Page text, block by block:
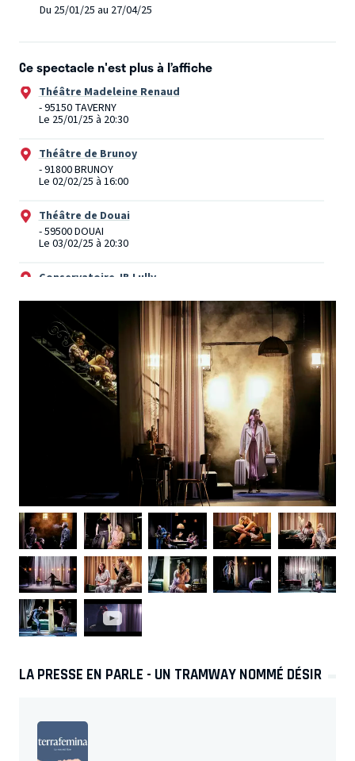
Du 25/01/25 au 27/04/25
Ce spectacle n'est plus à l’affiche
Théâtre Madeleine Renaud
- 95150 TAVERNY
Le 25/01/25 à 20:30
Théâtre de Brunoy
- 91800 BRUNOY
Le 02/02/25 à 16:00
Théâtre de Douai
- 59500 DOUAI
Le 03/02/25 à 20:30
Conservatoire JB Lully
Le 04/02/25 à 20:30
Théâtre de Poissy
- 78300 POISSY
Le 06/02/25 à 20:30
Théâtre Armande Béjart
- 92600 ASNIERES SUR SEINE
Théâtre Alexandre Dumas
- 78100 ST GERMAIN EN LAYE
Le 12/02/25 à 20:30
Théâtre André Malraux
- 92500 RUEIL MALMAISON
Le 13/02/25 à 20:30
Le CEPAC Silo
- 13002 MARSEILLE 02
Le 26/02/25 à 20:30
- 49100 ANGERS
Le 01/03/25 à 20:00
- 92130 ISSY LES MOULINEAUX
Le 04/03/25 à 20:30
LA PRESSE EN PARLE - UN TRAMWAY NOMMÉ DÉSIR